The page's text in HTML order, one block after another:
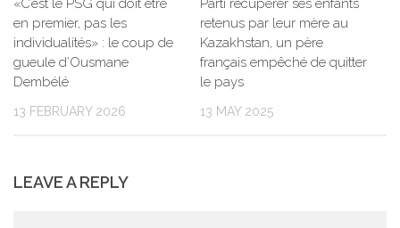
«C’est le PSG qui doit être
en premier, pas les
individualités» : le coup de
gueule d’Ousmane
Dembélé
13 FEBRUARY 2026
Parti récupérer ses enfants
retenus par leur mère au
Kazakhstan, un père
français empêché de quitter
le pays
13 MAY 2025
LEAVE A REPLY